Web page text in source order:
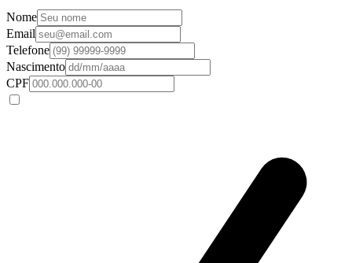
Nome
Email
Telefone
Nascimento
CPF